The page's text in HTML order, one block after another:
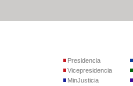
Presidencia
Vicepresidencia
MinJusticia